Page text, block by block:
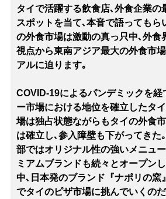
タイで活躍する飲食店､外食企業の
スポットを当て､本音で語ってもら
の外食市場は激動の真っ只中､外食
視点から東南アジア最大の外食市
アルに迫ります｡
COVID-19によるパンデミックを経
ー市場における地位を確立したタ
場は独占状態ながらもタイの外食
は確立し､参入障壁も下がってきた
部ではオリジナル性の強いメニュ
ミアムブランドも続々とオープン
中､日本発のブランド『ナポリの窯
でタイのピザ市場に挑んでいくの